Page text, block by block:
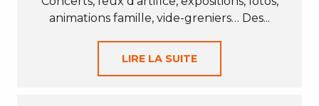
animations famille, vide-greniers… Des...
LIRE LA SUITE